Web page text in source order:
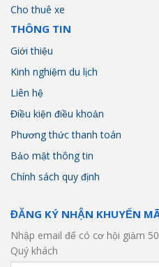
Cho thuê xe
THÔNG TIN
Giới thiệu
Kinh nghiệm du lịch
Liên hệ
Điều kiện điều khoản
Phương thức thanh toán
Bảo mật thông tin
Chính sách quy định
ĐĂNG KÝ NHẬN KHUYẾN
Nhập email để có cơ hội giảm
Quý khách